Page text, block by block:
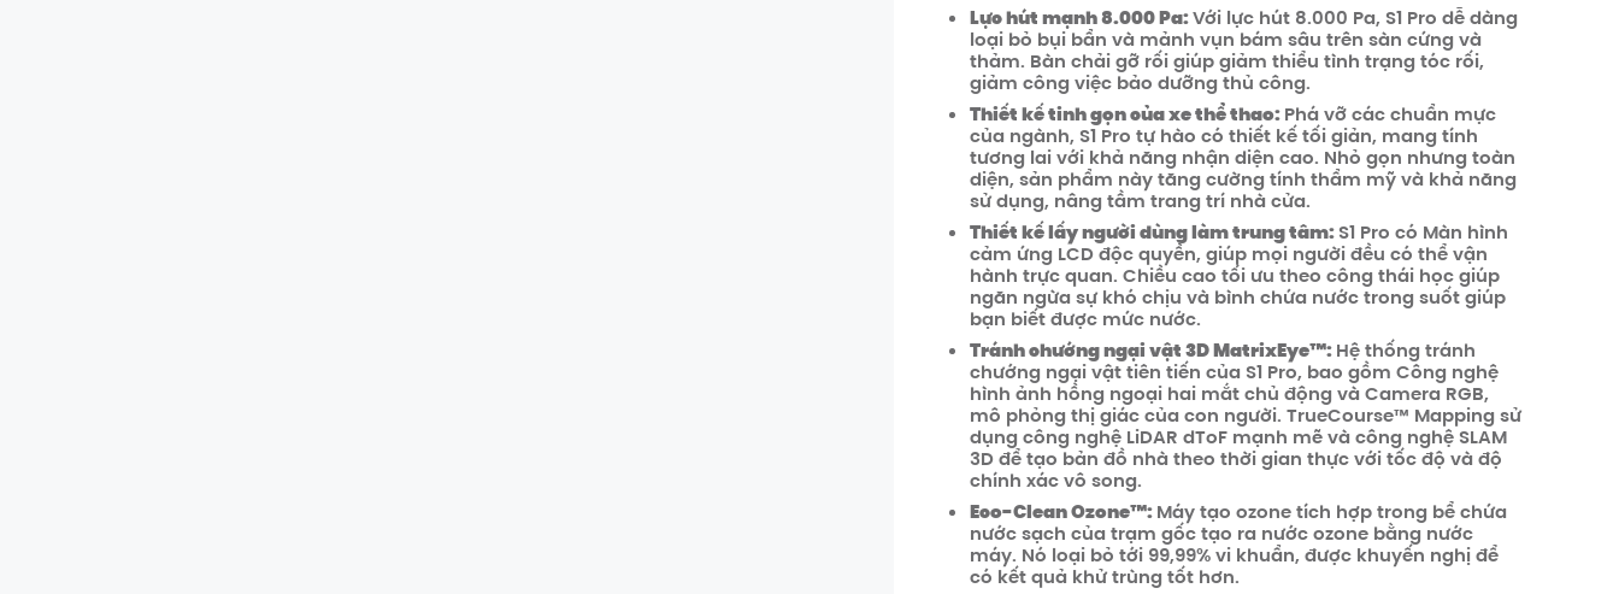
Lực hút mạnh 8.000 Pa:Với lực hút 8.000 Pa, S1 Pro dễ dàng
loại bỏ bụi bẩn và mảnh vụn bám sâu trên sàn cứng và
thảm. Bàn chải gỡ rối giúp giảm thiểu tình trạng tóc rối,
giảm công việc bảo dưỡng thủ công.
Thiết kế tinh gọn của xe thể thao:Phá vỡ các chuẩn mực
của ngành, S1 Pro tự hào có thiết kế tối giản, mang tính
tương lai với khả năng nhận diện cao. Nhỏ gọn nhưng toàn
diện, sản phẩm này tăng cường tính thẩm mỹ và khả năng
sử dụng, nâng tầm trang trí nhà cửa.
Thiết kế lấy người dùng làm trung tâm:S1 Pro có Màn hình
cảm ứng LCD độc quyền, giúp mọi người đều có thể vận
hành trực quan. Chiều cao tối ưu theo công thái học giúp
ngăn ngừa sự khó chịu và bình chứa nước trong suốt giúp
bạn biết được mức nước.
Tránh chướng ngại vật 3D MatrixEye™:Hệ thống tránh
chướng ngại vật tiên tiến của S1 Pro, bao gồm Công nghệ
hình ảnh hồng ngoại hai mắt chủ động và Camera RGB,
mô phỏng thị giác của con người. TrueCourse™ Mapping sử
dụng công nghệ LiDAR dToF mạnh mẽ và công nghệ SLAM
3D để tạo bản đồ nhà theo thời gian thực với tốc độ và độ
chính xác vô song.
Eco-Clean Ozone™️:Máy tạo ozone tích hợp trong bể chứa
nước sạch của trạm gốc tạo ra nước ozone bằng nước
máy. Nó loại bỏ tới 99,99% vi khuẩn, được khuyến nghị để
có kết quả khử trùng tốt hơn.